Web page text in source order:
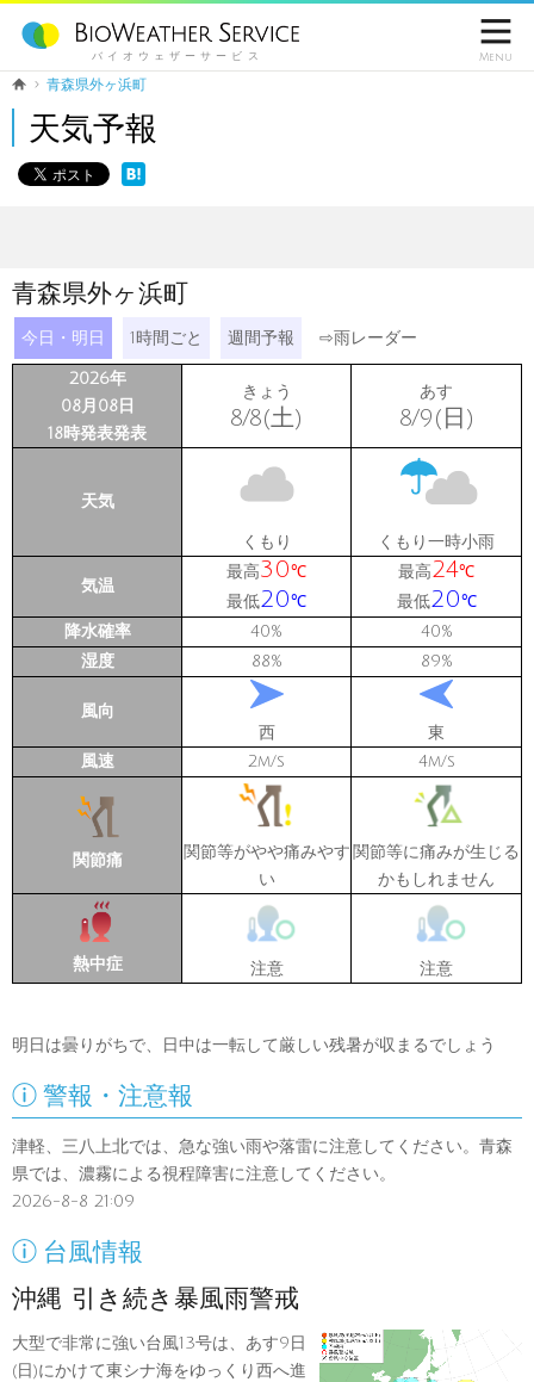
バイオウェザーサービス

Menu
青森県外ヶ浜町
天気予報
青森県外ヶ浜町
今日・明日 1時間ごと 週間予報 ⇨雨レーダー
2026年
08月08日
18時発表発表
きょう
8/8(土)
あす
8/9(日)
天気
くもり くもり一時小雨
気温
最高30℃
最低20℃
最高24℃
最低20℃
降水確率 40% 40%
湿度 88% 89%
風向
西
東
風速
2m/s 4m/s
関節痛
関節等がやや痛みやす
い
関節等に痛みが生じる
かもしれません
熱中症 注意 注意
明日は曇りがちで、日中は一転して厳しい残暑が収まるでしょう
 警報・注意報
津軽、三八上北では、急な強い雨や落雷に注意してください。青森
県では、濃霧による視程障害に注意してください。
2026-8-8 21:09
 台風情報
沖縄 引き続き暴風雨警戒
大型で非常に強い台風13号は、あす9日
(日)にかけて東シナ海をゆっくり西へ進